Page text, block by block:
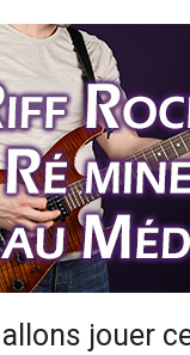
jouer